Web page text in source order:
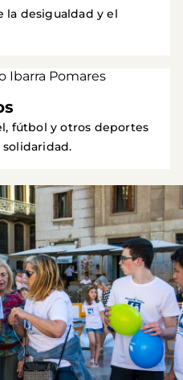
la desigualdad y el
fútbol y otros deportes